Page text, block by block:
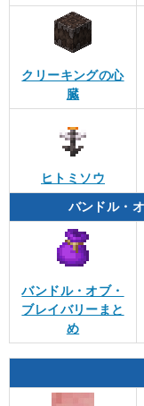
クリーキングの心
臓
ヒトミソウ
バンドル・
バンドル・オブ・
ブレイバリーまと
め